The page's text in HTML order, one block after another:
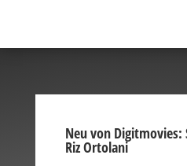
Neu von Digitmovies:
Riz Ortolani